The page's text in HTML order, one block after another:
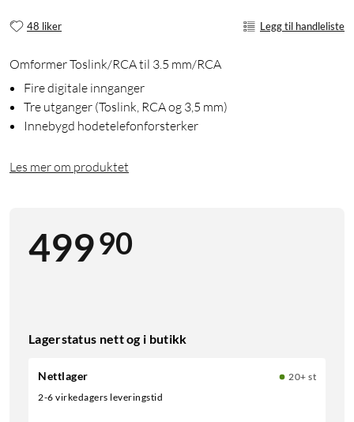
48 liker Legg til handleliste
Omformer Toslink/RCA til 3.5 mm/RCA
Fire digitale innganger
Tre utganger (Toslink, RCA og 3,5 mm)
Innebygd hodetelefonforsterker
Les mer om produktet
49990
Lagerstatus nett og i butikk
Nettlager
20+ st
2-6 virkedagers leveringstid